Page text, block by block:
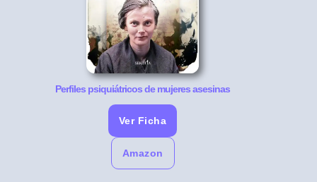
Perfiles psiquiátricos de mujeres asesinas
Ver Ficha
Amazon